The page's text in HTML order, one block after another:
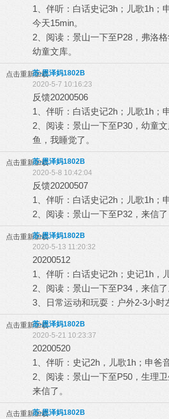
1、伴听：白话史记3h；儿歌1h；
今天15min。
2、阅读：景山一下至P28，弗洛
幼童文库。
点击重新加载苏-恩泽妈1802B
2020-5-7 10:16:23
反馈20200506
1、伴听：白话史记2h；儿歌1h；
2、阅读：景山一下至P30，幼童
鱼，我睡觉了。
点击重新加载苏-恩泽妈1802B
2020-5-8 10:42:04
反馈20200507
1、伴听：白话史记2h；儿歌1h；
2、阅读：景山一下至P32，来信了
点击重新加载苏-恩泽妈1802B
2020-5-13 11:20:32
20200512
1、伴听：白话史记2h；史记1h，
2、阅读：景山一下至P34，来信了
3、日常运动和玩耍：户外2-3小时
点击重新加载苏-恩泽妈1802B
2020-5-21 10:23:37
20200520
1、伴听：史记2h，儿歌1h；申爸
2、阅读：景山一下至P50，生理
来信了。
点击重新加载苏-恩泽妈1802B